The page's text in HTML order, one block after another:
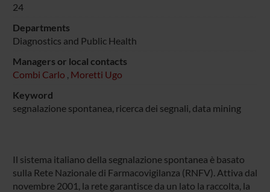
24
Departments
Diagnostics and Public Health
Managers or local contacts
Combi Carlo , Moretti Ugo
Keyword
segnalazione spontanea, ricerca dei segnali, data mining
Il sistema italiano della segnalazione spontanea è basato
sulla Rete Nazionale di Farmacovigilanza (RNFV). Attiva dal
novembre 2001, la rete garantisce da un lato la raccolta, la